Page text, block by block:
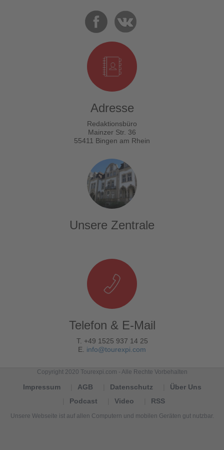
Adresse
Redaktionsbüro
Mainzer Str. 36
55411 Bingen am Rhein
Unsere Zentrale
Telefon & E-Mail
T. +49 1525 937 14 25
E. info@tourexpi.com
Copyright 2020 Tourexpi.com - Alle Rechte Vorbehalten
Impressum AGB Datenschutz
Über Uns
Podcast
Video RSS
Unsere Webseite ist auf allen Computern und mobilen Geräten gut nutzbar.